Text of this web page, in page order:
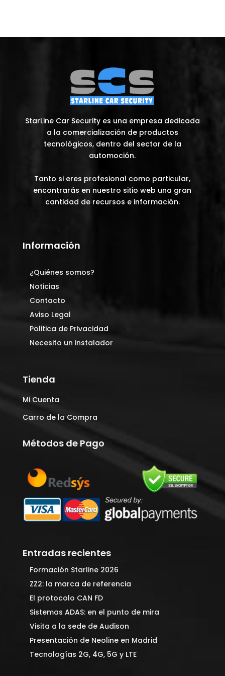
StarLine Car Security es una empresa dedicada
a la comercialización de productos
tecnológicos, dentro del sector de la
automoción.
Tanto si eres profesional como particular,
encontrarás en nuestro sitio web una gran
cantidad de recursos e información.
Información
¿Quiénes somos?
Noticias
Contacto
Aviso Legal
Politica de Privacidad
Necesito un instalador
Tienda
Mi Cuenta
Carro de la Compra
Métodos de Pago
Entradas recientes
Formación Starline 2026
ZZ2: la marca de referencia
El protocolo CAN FD
Sistemas ADAS: en el punto de mira
Visita a la sede de Audison
Presentación de Neoline en Madrid
Tecnologías 2G, 4G, 5G y LTE